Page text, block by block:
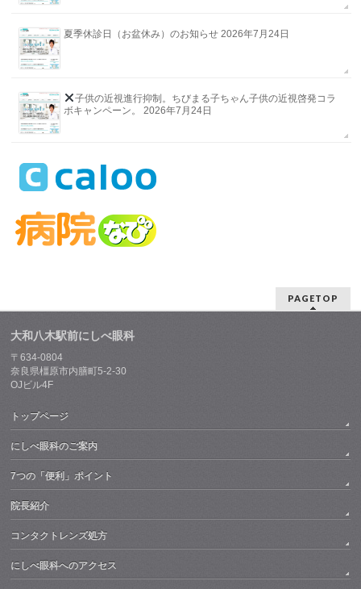
夏季休診日（お盆休み）のお知らせ 2026年7月24日
子供の近視進行抑制。ちびまる子ちゃん子供の近視啓発コラ
ボキャンペーン。
2026年7月24日
PAGETOP
大和八木駅前にしべ眼科
〒634-0804
奈良県橿原市内膳町5-2-30
OJビル4F
トップページ
にしべ眼科のご案内
7つの「便利」ポイント
院長紹介
コンタクトレンズ処方
にしべ眼科へのアクセス